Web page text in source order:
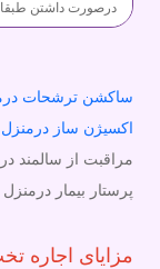
درصورت داشتن
ساکشن ترشحات
اکسیژن ساز درمنزل
مراقبت از سالمند
پرستار بیمار درمنزل
مزایای اجاره